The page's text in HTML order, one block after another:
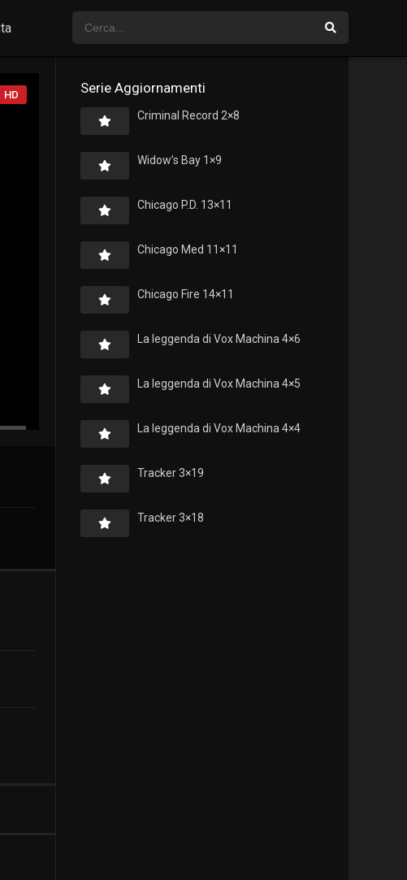
HD Serie Aggiornamenti
Criminal Record 2×8
Widow’s Bay 1×9
Chicago P.D. 13×11
Chicago Med 11×11
Chicago Fire 14×11
La leggenda di Vox Machina 4×6
La leggenda di Vox Machina 4×5
La leggenda di Vox Machina 4×4
Tracker 3×19
Tracker 3×18